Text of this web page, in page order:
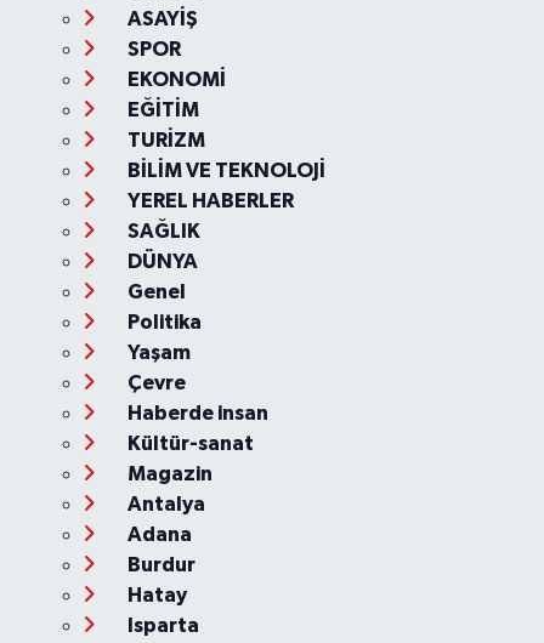
ASAYİŞ
SPOR
EKONOMİ
EĞİTİM
TURİZM
BİLİM VE TEKNOLOJİ
YEREL HABERLER
SAĞLIK
DÜNYA
Genel
Politika
Yaşam
Çevre
Haberde insan
Kültür-sanat
Magazin
Antalya
Adana
Burdur
Hatay
Isparta